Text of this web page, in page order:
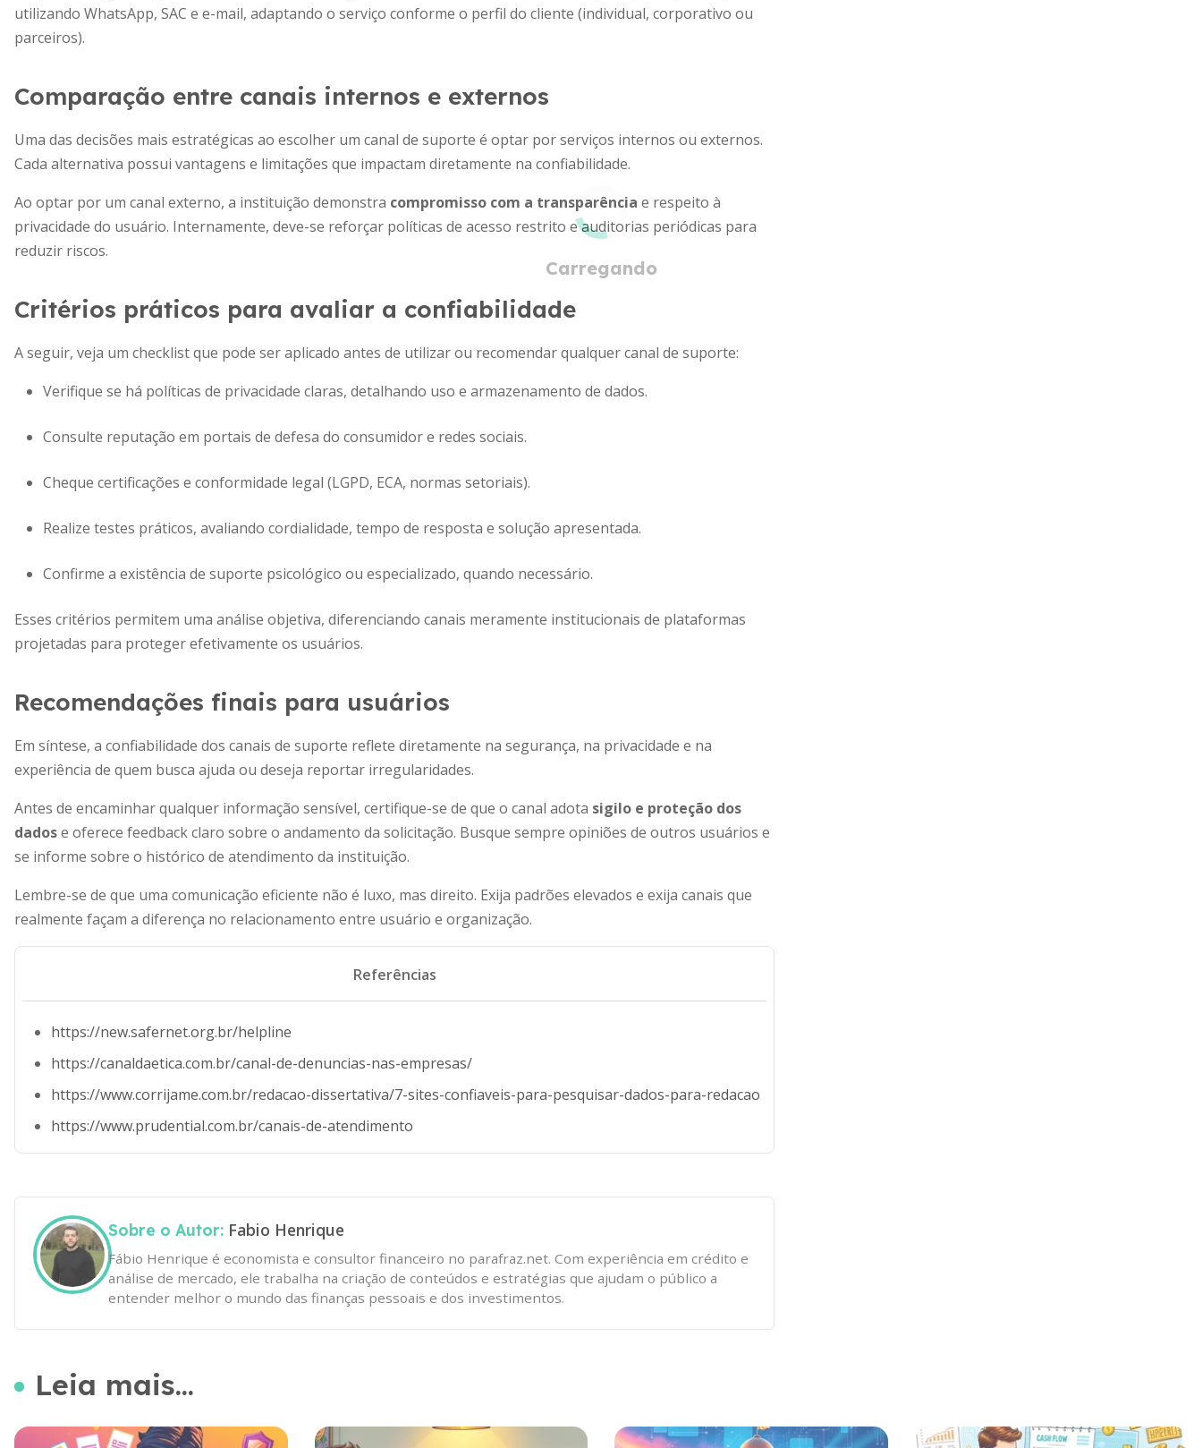
utilizando WhatsApp, SAC e e-mail, adaptando o serviço conforme o perfil do cliente (individual, corporativo ou
parceiros).
Comparação entre canais internos e externos
Uma das decisões mais estratégicas ao escolher um canal de suporte é optar por serviços internos ou externos.
Cada alternativa possui vantagens e limitações que impactam diretamente na confiabilidade.
Ao optar por um canal externo, a instituição demonstra compromisso com a transparência e respeito à
privacidade do usuário. Internamente, deve-se reforçar políticas de acesso restrito e auditorias periódicas para
reduzir riscos.
Critérios práticos para avaliar a confiabilidade
A seguir, veja um checklist que pode ser aplicado antes de utilizar ou recomendar qualquer canal de suporte:
Verifique se há políticas de privacidade claras, detalhando uso e armazenamento de dados.
Consulte reputação em portais de defesa do consumidor e redes sociais.
Cheque certificações e conformidade legal (LGPD, ECA, normas setoriais).
Realize testes práticos, avaliando cordialidade, tempo de resposta e solução apresentada.
Confirme a existência de suporte psicológico ou especializado, quando necessário.
Esses critérios permitem uma análise objetiva, diferenciando canais meramente institucionais de plataformas
projetadas para proteger efetivamente os usuários.
Recomendações finais para usuários
Em síntese, a confiabilidade dos canais de suporte reflete diretamente na segurança, na privacidade e na
experiência de quem busca ajuda ou deseja reportar irregularidades.
Antes de encaminhar qualquer informação sensível, certifique-se de que o canal adota sigilo e proteção dos
dadose oferece feedback claro sobre o andamento da solicitação. Busque sempre opiniões de outros usuários e
se informe sobre o histórico de atendimento da instituição.
Lembre-se de que uma comunicação eficiente não é luxo, mas direito. Exija padrões elevados e exija canais que
realmente façam a diferença no relacionamento entre usuário e organização.
Referências
https://new.safernet.org.br/helpline
https://canaldaetica.com.br/canal-de-denuncias-nas-empresas/
https://www.corrijame.com.br/redacao-dissertativa/7-sites-confiaveis-para-pesquisar-dados-para-redacao
https://www.prudential.com.br/canais-de-atendimento
Sobre o Autor: Fabio Henrique
Fábio Henrique é economista e consultor financeiro no parafraz.net. Com experiência em crédito e
análise de mercado, ele trabalha na criação de conteúdos e estratégias que ajudam o público a
entender melhor o mundo das finanças pessoais e dos investimentos.
Leia mais...